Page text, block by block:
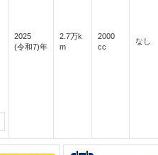
2025
(令和7)年
2.7万k
m
2000
cc
なし